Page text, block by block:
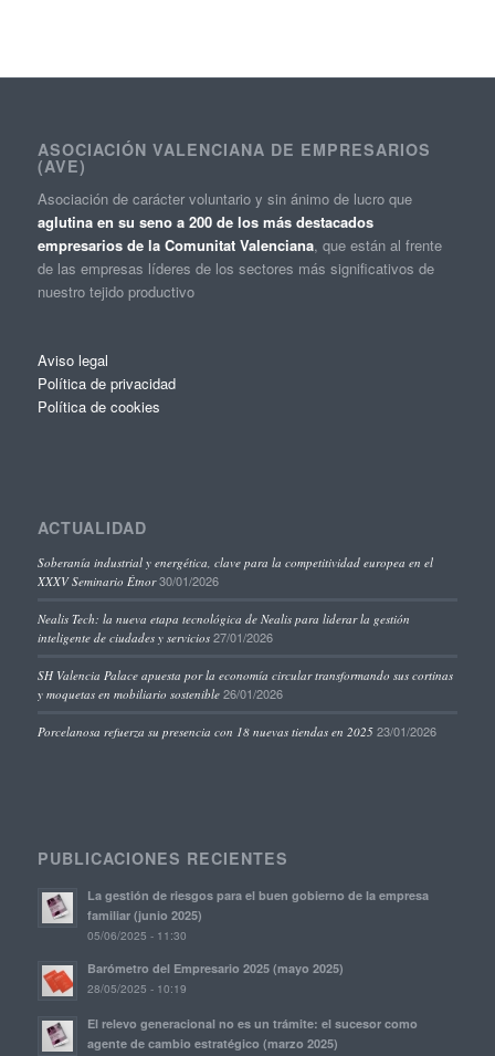
ASOCIACIÓN VALENCIANA DE EMPRESARIOS
(AVE)
Asociación de carácter voluntario y sin ánimo de lucro que
aglutina en su seno a 200 de los más destacados
empresarios de la Comunitat Valenciana, que están al frente
de las empresas líderes de los sectores más significativos de
nuestro tejido productivo
Aviso legal
Política de privacidad
Política de cookies
ACTUALIDAD
Soberanía industrial y energética, clave para la competitividad europea en el
XXXV Seminario Étnor 30/01/2026
Nealis Tech: la nueva etapa tecnológica de Nealis para liderar la gestión
inteligente de ciudades y servicios 27/01/2026
SH Valencia Palace apuesta por la economía circular transformando sus cortinas
y moquetas en mobiliario sostenible 26/01/2026
Porcelanosa refuerza su presencia con 18 nuevas tiendas en 2025 23/01/2026
PUBLICACIONES RECIENTES
La gestión de riesgos para el buen gobierno de la empresa
familiar (junio 2025)
05/06/2025 - 11:30
Barómetro del Empresario 2025 (mayo 2025)
28/05/2025 - 10:19
El relevo generacional no es un trámite: el sucesor como
agente de cambio estratégico (marzo 2025)